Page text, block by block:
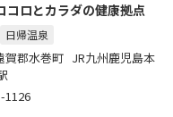
コロとカラダの健康拠点
日帰温泉
賀郡水巻町 JR九州鹿児島本
1126